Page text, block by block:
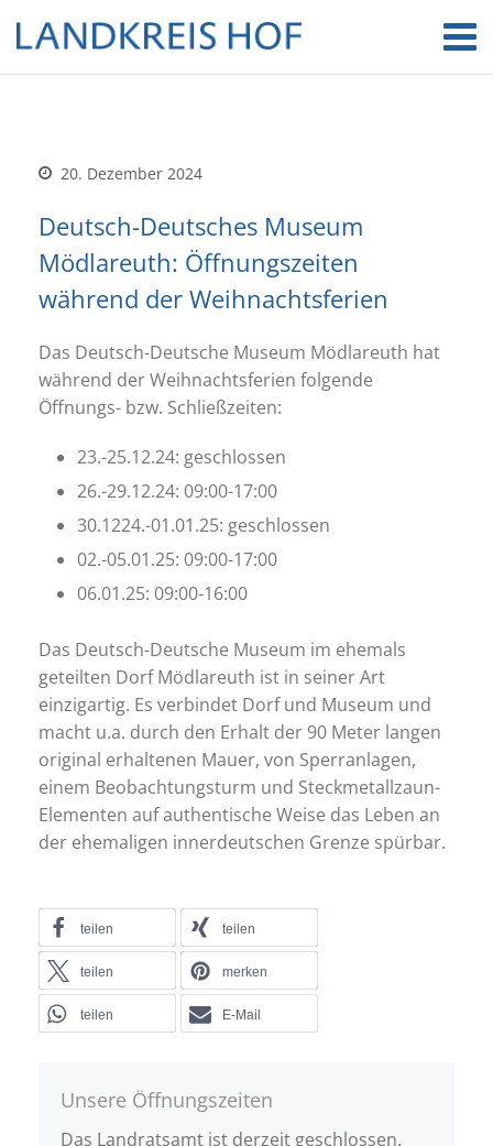
20. Dezember 2024
Deutsch-Deutsches Museum
Mödlareuth: Öffnungszeiten
während der Weihnachtsferien
Das Deutsch-Deutsche Museum Mödlareuth hat
während der Weihnachtsferien folgende
Öffnungs- bzw. Schließzeiten:
23.-25.12.24: geschlossen
26.-29.12.24: 09:00-17:00
30.1224.-01.01.25: geschlossen
02.-05.01.25: 09:00-17:00
06.01.25: 09:00-16:00
Das Deutsch-Deutsche Museum im ehemals
geteilten Dorf Mödlareuth ist in seiner Art
einzigartig. Es verbindet Dorf und Museum und
macht u.a. durch den Erhalt der 90 Meter langen
original erhaltenen Mauer, von Sperranlagen,
einem Beobachtungsturm und Steckmetallzaun-
Elementen auf authentische Weise das Leben an
der ehemaligen innerdeutschen Grenze spürbar.
teilen teilen
teilen merken
teilen E-Mail
Unsere Öffnungszeiten
Das Landratsamt ist derzeit geschlossen.